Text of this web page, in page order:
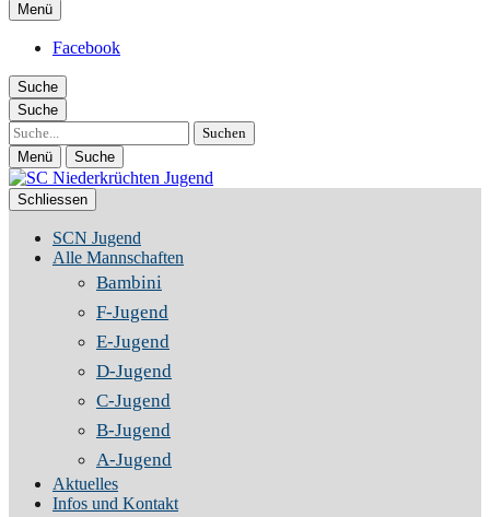
SC Niederkrüchten Jugend
Menü
Facebook
Suche
Suche
Suche
Menü Suche
Schliessen
SCN Jugend
Alle Mannschaften
Bambini
F-Jugend
E-Jugend
D-Jugend
C-Jugend
B-Jugend
A-Jugend
Aktuelles
Infos und Kontakt